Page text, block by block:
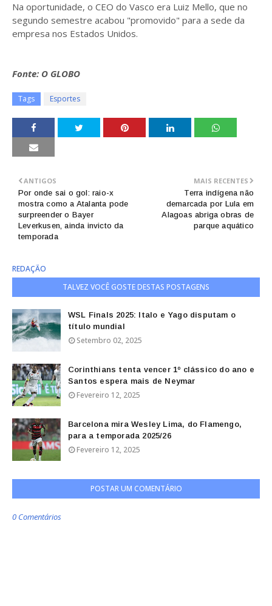
Na oportunidade, o CEO do Vasco era Luiz Mello, que no
segundo semestre acabou "promovido" para a sede da
empresa nos Estados Unidos.
Fonte: O GLOBO
Tags Esportes
MAIS RECENTES
Terra indígena não
demarcada por Lula em
Alagoas abriga obras de
parque aquático
ANTIGOS
Por onde sai o gol: raio-x
mostra como a Atalanta pode
surpreender o Bayer
Leverkusen, ainda invicto da
temporada
REDAÇÃO
TALVEZ VOCÊ GOSTE DESTAS POSTAGENS
WSL Finals 2025: Italo e Yago disputam o
título mundial
Setembro 02, 2025
Corinthians tenta vencer 1º clássico do ano e
Santos espera mais de Neymar
Fevereiro 12, 2025
Barcelona mira Wesley Lima, do Flamengo,
para a temporada 2025/26
Fevereiro 12, 2025
POSTAR UM COMENTÁRIO
0 Comentários